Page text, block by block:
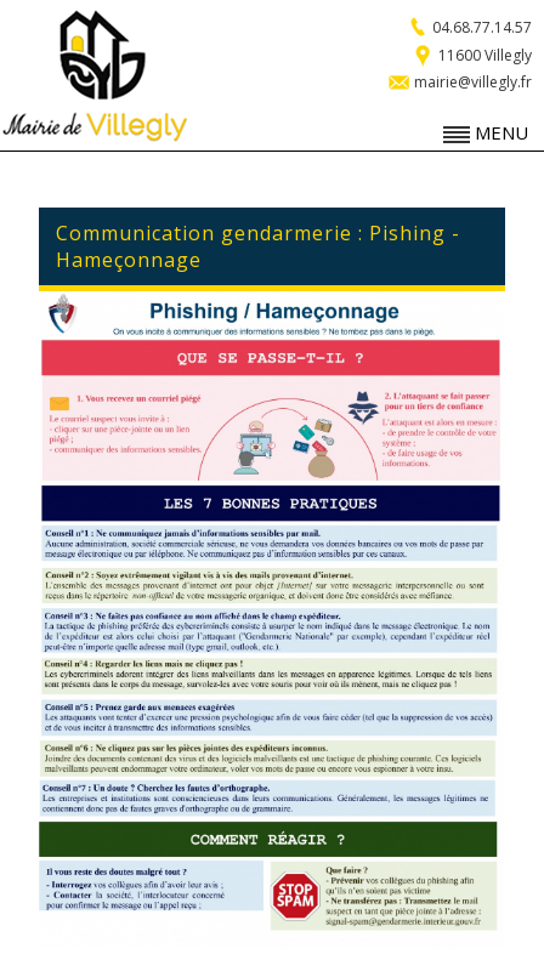
11600 Villegly
04.68.77.14.57
mairie@villegly.fr
MENU
Communication gendarmerie : Pishing -
Hameçonnage